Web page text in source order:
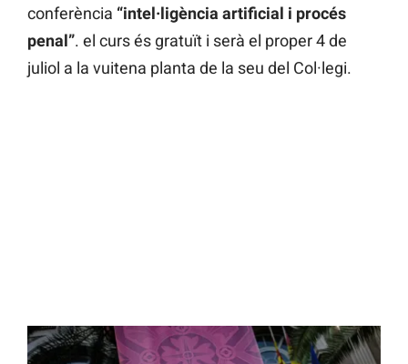
conferència “intel·ligència artificial i procés
penal”. el curs és gratuït i serà el proper 4 de
juliol a la vuitena planta de la seu del Col·legi.